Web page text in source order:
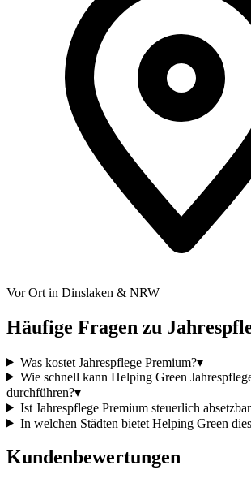
Vor Ort in Dinslaken & NRW
Häufige Fragen zu
Was kostet Jahrespflege Premium?▾
Wie schnell kann Helping Green
durchführen?▾
Ist Jahrespflege Premium steuerlich
In welchen Städten bietet Helping Green
Kundenbewertungen